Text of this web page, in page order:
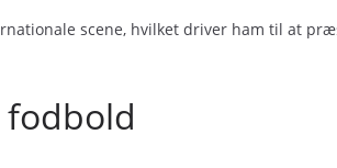
scene, hvilket driver ham til at